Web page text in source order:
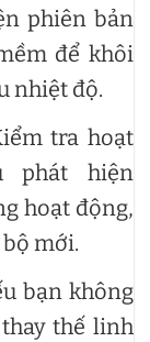
phiên bản
để khôi
nhiệt độ.
tra hoạt
phát hiện
hoạt động,
mới.
bạn không
thế linh